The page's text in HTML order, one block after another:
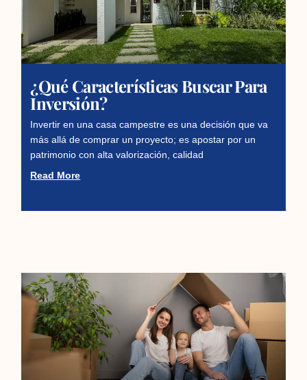
¿Qué Características Buscar Para
Inversión?
Invertir en una casa campestre es una decisión que va
más allá de comprar un proyecto; es apostar por un
patrimonio con alta valorización, calidad
Read More